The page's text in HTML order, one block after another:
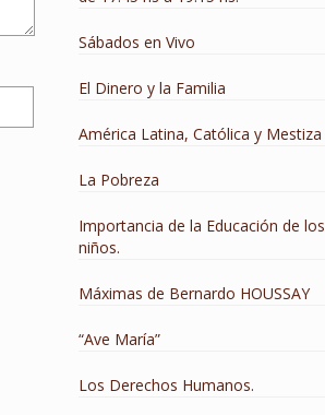
Sábados en Vivo
El Dinero y la Familia
América Latina, Católica y Mestiza
La Pobreza
Importancia de la Educación de los
niños.
Máximas de Bernardo HOUSSAY
“Ave María”
Los Derechos Humanos.